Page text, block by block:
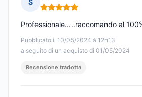
S
Nota: 5 su 5
Pubblicato il 10/05/2024 à 12h13
a seguito di un acquisto di 01/05/2024
Professionale.....raccomando al
Recensione tradotta